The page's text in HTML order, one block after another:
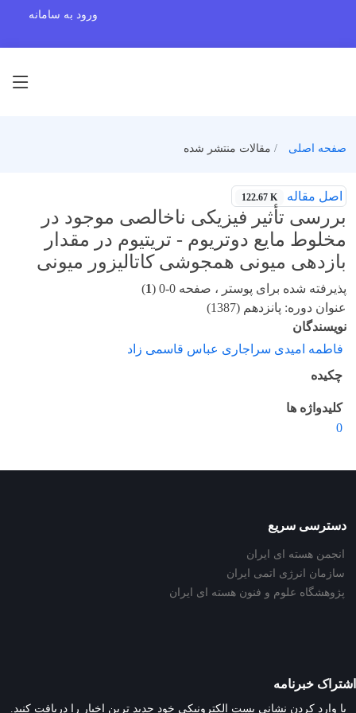
ورود به سامانه
صفحه اصلی مقالات منتشر شده
اصل مقاله 122.67 K
بررسی تأثیر فیزیکی ناخالصی موجود در
مخلوط مایع دوتریوم - تریتیوم در مقدار
بازدهی میونی همجوشی کاتالیزور میونی
پذیرفته شده برای پوستر ، صفحه 0-0 ( 1
)
عنوان دوره: پانزدهم (1387)
نویسندگان
فاطمه امیدی سراجاری عباس قاسمی زاد
چکیده
کلیدواژه ها
0
دسترسی سریع
انجمن هسته ای ایران
سازمان انرژی اتمی ایران
پژوهشگاه علوم و فنون هسته ای ایران
اشتراک خبرنامه
با وارد کردن نشانی پست الکترونیکی خود جدید ترین اخبار را دریافت کنید.